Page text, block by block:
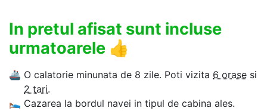
In pretul afisat sunt incluse
urmatoarele 👍
🚢 O calatorie minunata de 8 zile. Poti vizita 6 orase si
2 tari.
🛌 Cazarea la bordul navei in tipul de cabina ales.